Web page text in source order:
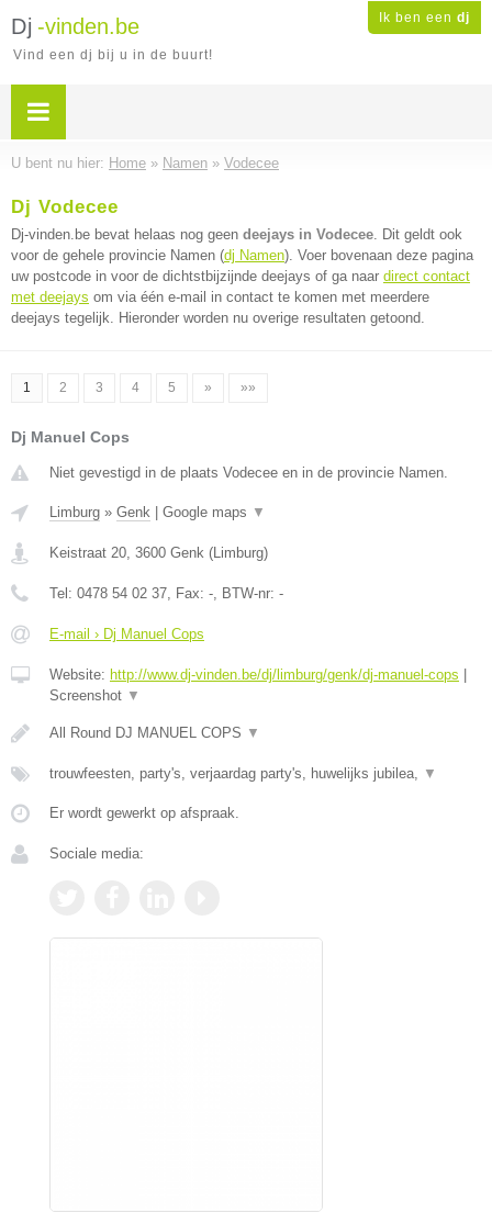
Ik ben een dj
Dj -vinden.be
Vind een dj bij u in de buurt!
U bent nu hier: Home » Namen » Vodecee
Dj Vodecee
Dj-vinden.be bevat helaas nog geen deejays in Vodecee. Dit geldt ook
voor de gehele provincie Namen (dj Namen). Voer bovenaan deze pagina
uw postcode in voor de dichtstbijzijnde deejays of ga naar direct contact
met deejays om via één e-mail in contact te komen met meerdere
deejays tegelijk. Hieronder worden nu overige resultaten getoond.
1 2 3 4 5 » »»
Dj Manuel Cops
Niet gevestigd in de plaats Vodecee en in de provincie Namen.
Limburg » Genk Google maps ▼
Keistraat 20, 3600 Genk (Limburg)
Tel: 0478 54 02 37, Fax: -, BTW-nr: -
E-mail › Dj Manuel Cops
Website: http://www.dj-vinden.be/dj/limburg/genk/dj-manuel-cops
Screenshot ▼
All Round DJ MANUEL COPS ▼
trouwfeesten, party's, verjaardag party's, huwelijks jubilea, ▼
Er wordt gewerkt op afspraak.
Sociale media: